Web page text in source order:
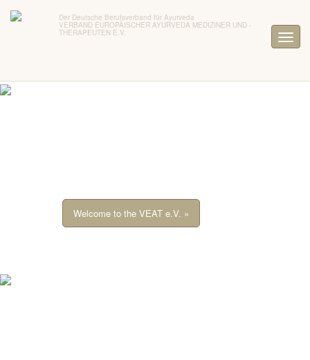
Der Deutsche Berufsverband für Ayurveda
VERBAND EUROPÄISCHER AYURVEDA MEDIZINER UND -
THERAPEUTEN E.V.
Welcome to the VEAT e.V. »